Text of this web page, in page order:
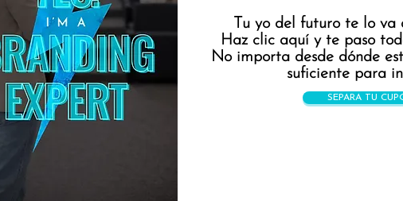
SEPARA TU
Tu yo del futuro te lo va
Haz clic aquí y te paso
No importa desde dónde
suficiente para